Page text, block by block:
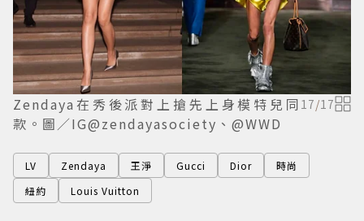
Zendaya在秀後派對上搶先上身模特兒同
款。圖／IG@zendayasociety、@WWD
17/17
LV Zendaya 王淨 Gucci Dior
時尚
紐約
Louis Vuitton